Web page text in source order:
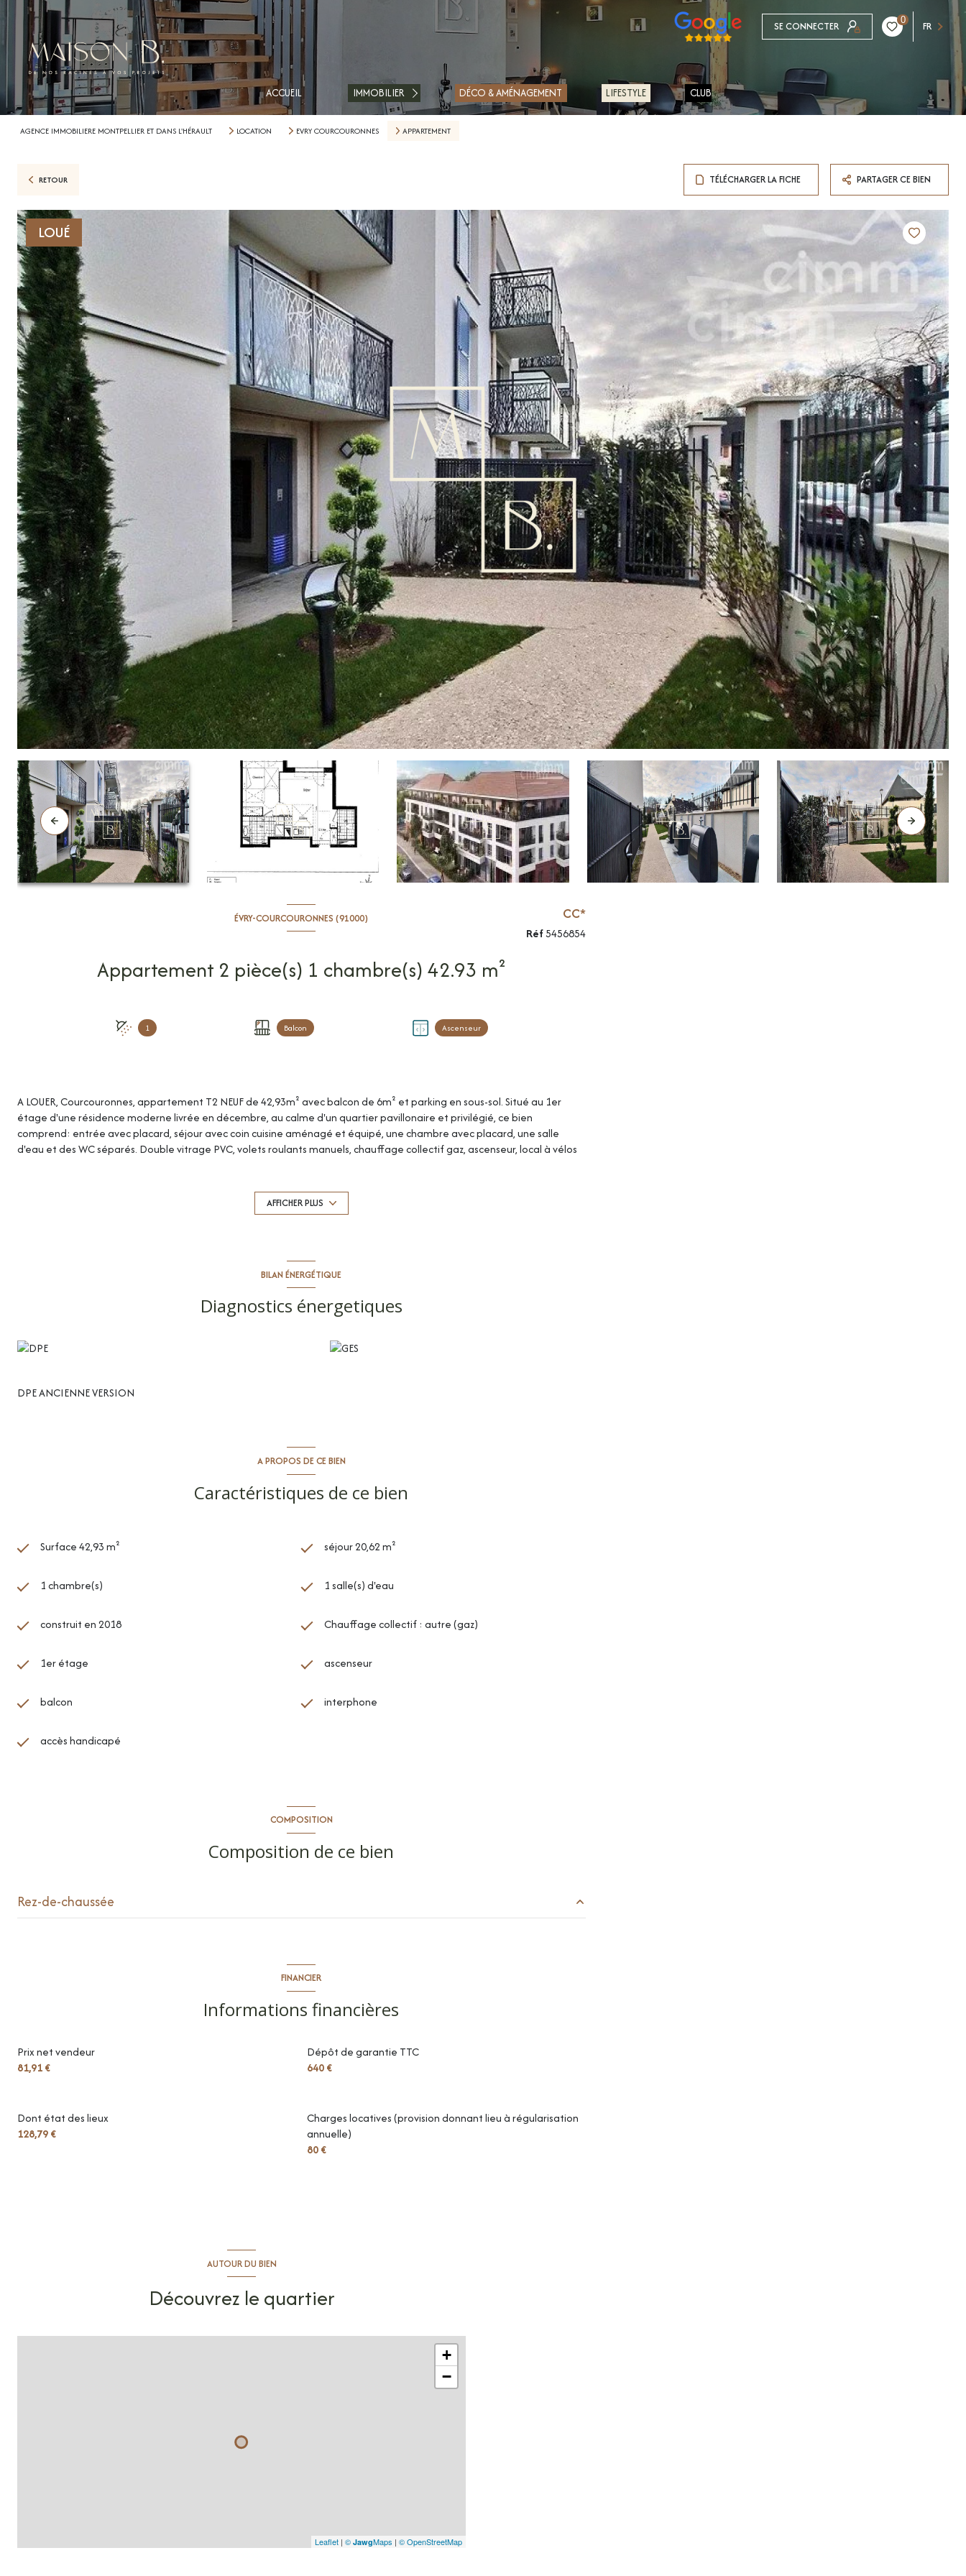
SE CONNECTER 0 FR
ACCUEIL IMMOBILIER
ESTIMER
FAIRE GÉRER
DÉCO & AMÉNAGEMENT LIFESTYLE CLUB
AGENCE IMMOBILIERE MONTPELLIER ET DANS L'HÉRAULT LOCATION EVRY COURCOURONNES APPARTEMENT
RETOUR TÉLÉCHARGER LA FICHE PARTAGER CE BIEN
LOUÉ
ÉVRY-COURCOURONNES (91000)
Appartement 2 pièce(s) 1 chambre(s) 42.93 m²
1 Balcon Ascenseur
CC*
Réf5456854
A LOUER, Courcouronnes, appartement T2 NEUF de 42,93m² avec balcon de 6m² et parking en sous-sol. Situé au 1er
étage d'une résidence moderne livrée en décembre, au calme d'un quartier pavillonaire et privilégié, ce bien
comprend: entrée avec placard, séjour avec coin cuisine aménagé et équipé, une chambre avec placard, une salle
d'eau et des WC séparés. Double vitrage PVC, volets roulants manuels, chauffage collectif gaz, ascenseur, local à vélos
locataire : 429,30 € (honoraires de visite, constitution de dossier et rédaction du bail) + 128,79 € (frais d'état des lieux).
Votre interlocutrice privilégiée : Célia Bihi, agent commercial (immatriculé au RSAC de Montpellier n° 832 378 533) de
AFFICHER PLUS
BILAN ÉNERGÉTIQUE
Diagnostics énergetiques
DPE ANCIENNE VERSION
A PROPOS DE CE BIEN
Caractéristiques de ce bien
Surface 42,93 m² séjour 20,62 m²
1 chambre(s) 1 salle(s) d'eau
construit en 2018 Chauffage collectif : autre (gaz)
1er étage ascenseur
balcon interphone
accès handicapé
COMPOSITION
Composition de ce bien
Rez-de-chaussée
pièce de vie
toilettes
FINANCIER
Informations financières
Prix net vendeur
81,91 €
Dont état des lieux
128,79 €
Dépôt de garantie TTC
640 €
Charges locatives (provision donnant lieu à régularisation
annuelle)
80 €
AUTOUR DU BIEN
Découvrez le quartier
+
−
Leaflet | © JawgMaps | © OpenStreetMap